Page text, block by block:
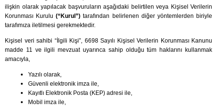
ilişkin olarak yapılacak başvuruların aşağıdaki belirtilen veya Kişisel Verilerin
Korunması Kurulu(“Kurul”)tarafından belirlenen diğer yöntemlerden biriyle
tarafımıza iletilmesi gerekmektedir.
Kişisel veri sahibi “İlgili Kişi”, 6698 Sayılı Kişisel Verilerin Korunması Kanunu
madde 11 ve ilgili mevzuat uyarınca sahip olduğu tüm haklarını kullanmak
amacıyla,
Yazılı olarak,
Güvenli elektronik imza ile,
Kayıtlı Elektronik Posta (KEP) adresi ile,
Mobil imza ile,